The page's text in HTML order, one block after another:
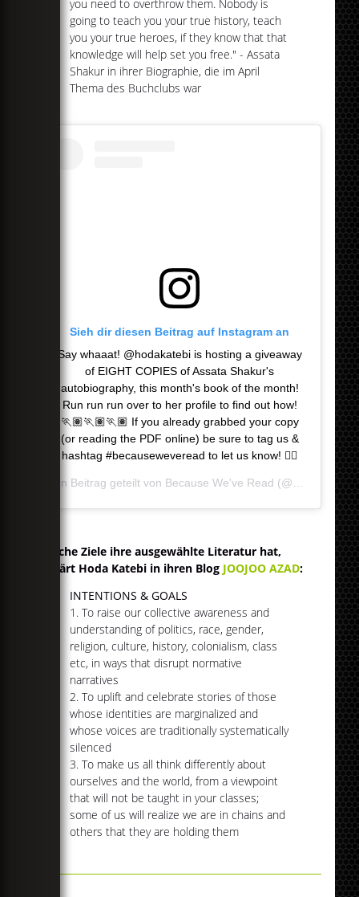
you need to overthrow them. Nobody is
going to teach you your true history, teach
you your true heroes, if they know that that
knowledge will help set you free." - Assata
Shakur in ihrer Biographie, die im April
Thema des Buchclubs war
Sieh dir diesen Beitrag auf Instagram an
Say whaaat! @hodakatebi is hosting a giveaway
of EIGHT COPIES of Assata Shakur's
autobiography, this month's book of the month!
Run run run over to her profile to find out how!
🏃🏽🏃🏽🏃🏽 If you already grabbed your copy
(or reading the PDF online) be sure to tag us &
hashtag #becauseweveread to let us know! ✌🏼
Ein Beitrag geteilt von Because We've Read (@becauseweveread) am
Welche Ziele ihre ausgewählte Literatur hat,
erklärt Hoda Katebi in ihren Blog JOOJOO AZAD:
INTENTIONS & GOALS
1. To raise our collective awareness and
understanding of politics, race, gender,
religion, culture, history, colonialism, class
etc, in ways that disrupt normative
narratives
2. To uplift and celebrate stories of those
whose identities are marginalized and
whose voices are traditionally systematically
silenced
3. To make us all think differently about
ourselves and the world, from a viewpoint
that will not be taught in your classes;
some of us will realize we are in chains and
others that they are holding them